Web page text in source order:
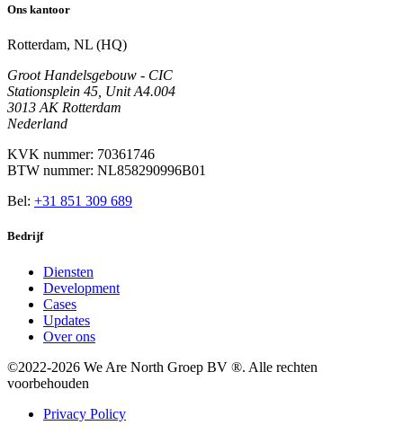
Ons kantoor
Rotterdam, NL (HQ)
Groot Handelsgebouw - CIC
Stationsplein 45, Unit A4.004
3013 AK Rotterdam
Nederland
KVK nummer: 70361746
BTW nummer: NL858290996B01
Bel: +31 851 309 689
Bedrijf
Diensten
Development
Cases
Updates
Over ons
©2022-2026 We Are North Groep BV ®. Alle rechten
voorbehouden
Privacy Policy